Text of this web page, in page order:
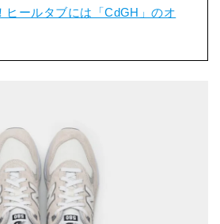
ヒールタブには「CdGH」のオ